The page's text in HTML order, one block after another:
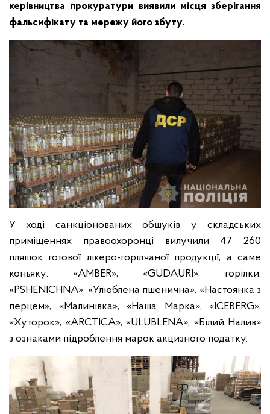
керівництва прокуратури виявили місця зберігання
фальсифікату та мережу його збуту.
У ході санкціонованих обшуків у складських
приміщеннях правоохоронці вилучили 47 260
пляшок готової лікеро-горілчаної продукції, а саме
коньяку: «AMBER», «GUDAURI»; горілки:
«PSHENICHNA», «Улюблена пшенична», «Настоянка з
перцем», «Малинівка», «Наша Марка», «ICEBERG»,
«Хуторок», «ARCTICA», «ULUBLENA», «Білий Налив»
з ознаками підроблення марок акцизного податку.